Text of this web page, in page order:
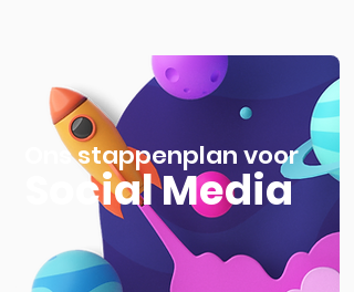
Ons stappenplan voor
Social Media